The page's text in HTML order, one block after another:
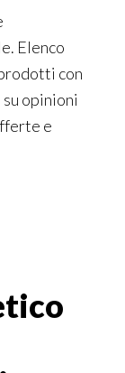
Elenco
con
opinioni
e